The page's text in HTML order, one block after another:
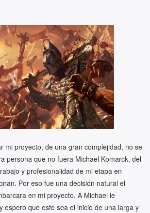
mi proyecto, de una gran complejidad, no se
persona que no fuera Michael Komarck, del
y profesionalidad de mi etapa en
Por eso fue una decisión natural el
en mi proyecto. A Michael le
espero que este sea el inicio de una larga y